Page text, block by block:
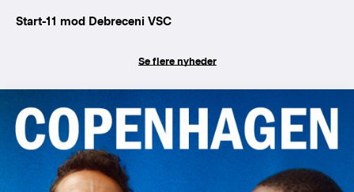
Start-11 mod Debreceni VSC
Se flere nyheder